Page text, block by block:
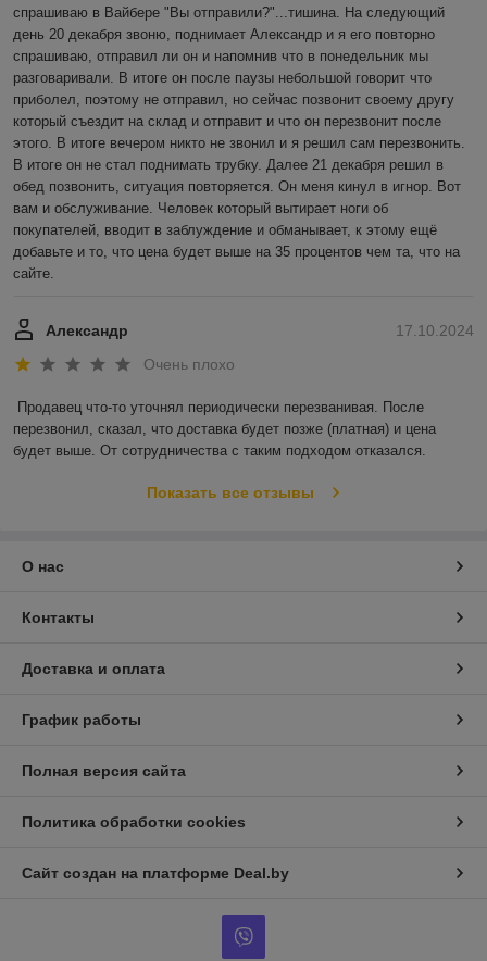
спрашиваю в Вайбере "Вы отправили?"...тишина. На следующий
день 20 декабря звоню, поднимает Александр и я его повторно
спрашиваю, отправил ли он и напомнив что в понедельник мы
разговаривали. В итоге он после паузы небольшой говорит что
приболел, поэтому не отправил, но сейчас позвонит своему другу
который съездит на склад и отправит и что он перезвонит после
этого. В итоге вечером никто не звонил и я решил сам перезвонить.
В итоге он не стал поднимать трубку. Далее 21 декабря решил в
обед позвонить, ситуация повторяется. Он меня кинул в игнор. Вот
вам и обслуживание. Человек который вытирает ноги об
покупателей, вводит в заблуждение и обманывает, к этому ещё
добавьте и то, что цена будет выше на 35 процентов чем та, что на
сайте.
17.10.2024
Александр
Очень плохо
Продавец что-то уточнял периодически перезванивая. После
перезвонил, сказал, что доставка будет позже (платная) и цена
будет выше. От сотрудничества с таким подходом отказался.
Показать все отзывы
О нас
Контакты
Доставка и оплата
График работы
Полная версия сайта
Политика обработки cookies
Сайт создан на платформе Deal.by